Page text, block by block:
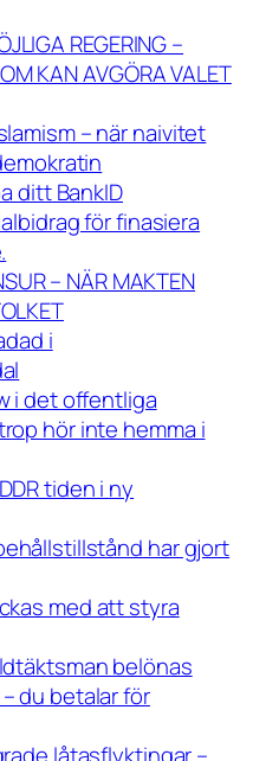
REGERING –
KAN AVGÖRA VALET
– när naivitet
ditt BankID
för finasiera
– NÄR MAKTEN
i
i det offentliga
hör inte hemma i
tiden i ny
har gjort
med att styra
belönas
du betalar för
låtasflyktingar –